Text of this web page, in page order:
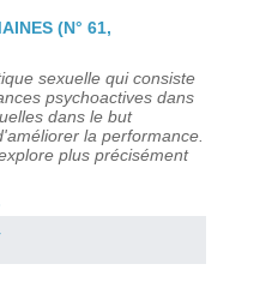
(N° 61,
sexuelle qui consiste
psychoactives dans
dans le but
la performance.
plus précisément